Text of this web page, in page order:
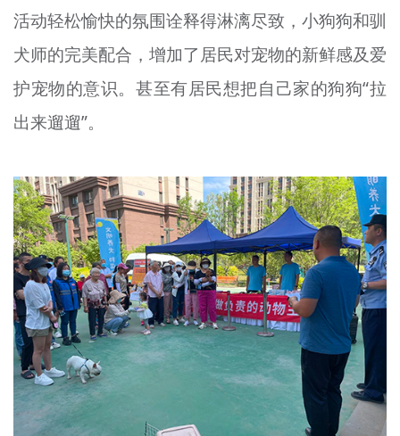
活动轻松愉快的氛围诠释得淋漓尽致，小狗狗和驯
犬师的完美配合，增加了居民对宠物的新鲜感及爱
护宠物的意识。甚至有居民想把自己家的狗狗“拉
出来遛遛”。